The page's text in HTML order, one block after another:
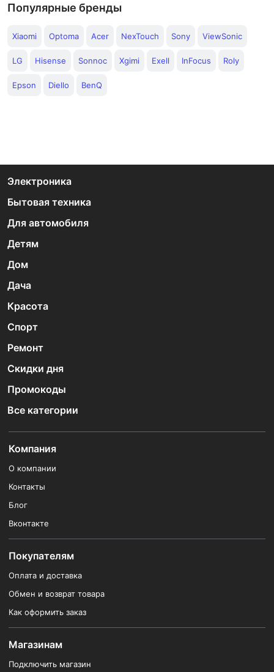
Популярные бренды
Xiaomi Optoma Acer NexTouch Sony ViewSonic
LG Hisense Sonnoc Xgimi Exell InFocus Roly
Epson Diello BenQ
Электроника
Бытовая техника
Для автомобиля
Детям
Дом
Дача
Красота
Спорт
Ремонт
Скидки дня
Промокоды
Все категории
Компания
О компании
Контакты
Блог
Вконтакте
Покупателям
Оплата и доставка
Обмен и возврат товара
Как оформить заказ
Магазинам
Подключить магазин